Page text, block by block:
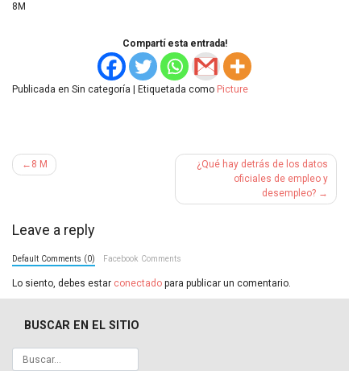
8M
Compartí esta entrada!
Publicada en Sin categoría Etiquetada como Picture
Navegación
8 M
¿Qué hay detrás de los datos
oficiales de empleo y
desempleo?
Leave a reply
Default Comments (0) Facebook Comments
Lo siento, debes estar conectado para publicar un comentario.
BUSCAR EN EL SITIO